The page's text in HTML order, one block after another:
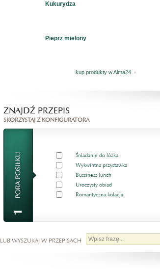
Kukurydza
Pieprz mielony
kup produkty w Alma24
ZNAJDŹ PRZEPIS
SKORZYSTAJ Z KONFIGURATORA
Śniadanie do lóżka
Wykwintna przystawka
Bussiness lunch
Uroczysty obiad
Romantyczna kolacja
LUB WYSZUKAJ W PRZEPISACH